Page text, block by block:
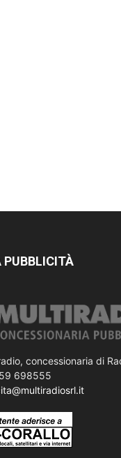
PUBBLICITÀ
concessionaria di
698555